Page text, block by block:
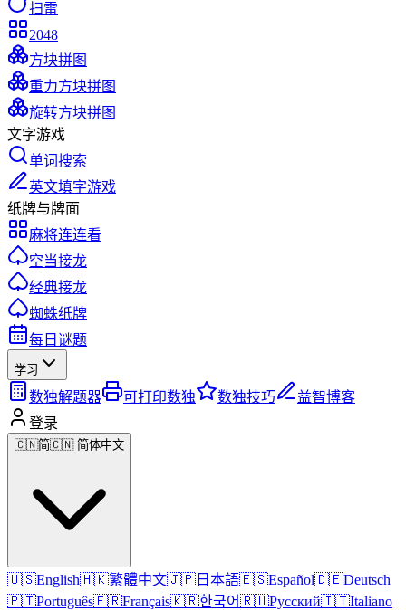
扫雷
2048
方块拼图
重力方块拼图
旋转方块拼图
文字游戏
单词搜索
英文填字游戏
纸牌与牌面
麻将连连看
空当接龙
经典接龙
蜘蛛纸牌
每日谜题
学习
数独解题器 可打印数独 数独技巧
益智博客
登录
🇨🇳简🇨🇳 简体中文
🇺🇸English🇭🇰繁體中文🇯🇵 日本語🇪🇸Español🇩🇪Deutsch
🇵🇹Português🇫🇷Français🇰🇷한국어🇷🇺Русский🇮🇹Italiano